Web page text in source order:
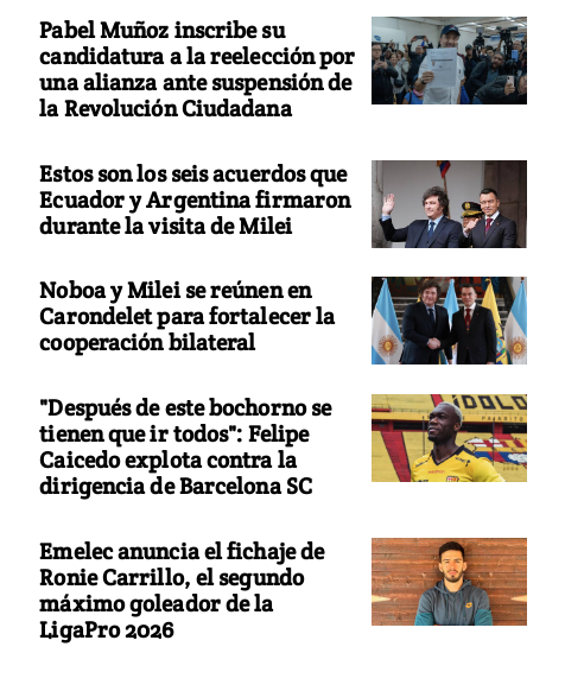
Pabel Muñoz inscribe su
candidatura a la reelección por
una alianza ante suspensión de
la Revolución Ciudadana
Estos son los seis acuerdos que
Ecuador y Argentina firmaron
durante la visita de Milei
Noboa y Milei se reúnen en
Carondelet para fortalecer la
cooperación bilateral
"Después de este bochorno se
tienen que ir todos": Felipe
Caicedo explota contra la
dirigencia de Barcelona SC
Emelec anuncia el fichaje de
Ronie Carrillo, el segundo
máximo goleador de la
LigaPro 2026